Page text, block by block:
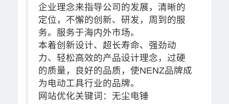
企业理念来指导公司的发展，清晰的
定位，不懈的创新、研发，周到的服
务。服务于海内外市场。
本着创新设计、超长寿命、强劲动
力、轻松高效的产品设计理念，过硬
的质量，良好的品质，使NENZ品牌成
为电动工具行业的品牌。
网站优化关键词：无尘电锤